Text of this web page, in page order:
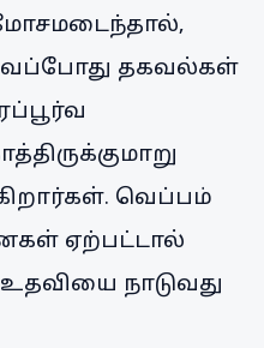
தகவல்கள்
வெப்பம்
ஏற்பட்டால்
நாடுவது